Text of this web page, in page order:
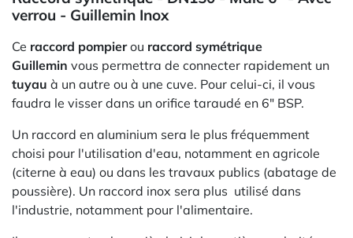
verrou - Guillemin Inox
Ce raccord pompier ou raccord symétrique
Guillemin vous permettra de connecter rapidement un
tuyau à un autre ou à une cuve. Pour celui-ci, il vous
faudra le visser dans un orifice taraudé en 6" BSP.
Un raccord en aluminium sera le plus fréquemment
choisi pour l'utilisation d'eau, notamment en agricole
(citerne à eau) ou dans les travaux publics (abatage de
poussière). Un raccord inox sera plus utilisé dans
l'industrie, notamment pour l'alimentaire.